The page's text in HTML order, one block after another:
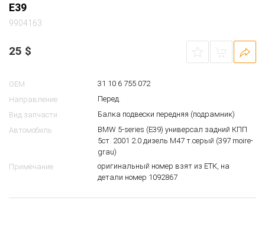
E39
9904163
25 $
OEM
31 10 6 755 072
Направление
Перед.
Вид запчасти
Балка подвески передняя (подрамник)
Автомобиль
BMW 5-series (E39) универсал задний КПП
5ст. 2001 2.0 дизель M47 т.серый (397 moire-
grau)
Примечание
оригинальный номер взят из ЕТК, на
детали номер 1092867